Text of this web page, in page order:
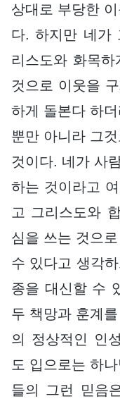
상대로 부당한
다. 하지만 네가
리스도와 화목
것으로 이웃을
하게 돌본다 하
뿐만 아니라 그
것이다. 네가 사
하는 것이라고
고 그리스도와
심을 쓰는 것으
수 있다고 생각
종을 대신할 수
두 책망과 훈계
의 정상적인 인
도 입으로는 하
들의 그런 믿음